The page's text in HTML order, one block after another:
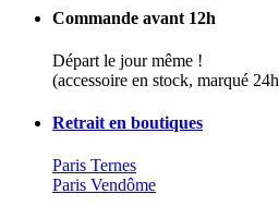
Commande avant 12h
Départ le jour même !
(accessoire en stock, marqué
Retrait en boutiques
Paris Ternes
Paris Vendôme